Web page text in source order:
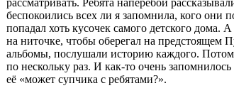
рассматривать. Ребята наперебой
беспокоились всех ли я запомнила, кого они
попадал хоть кусочек самого детского
на ниточке, чтобы оберегал на предстоящем
альбомы, послушали историю каждого.
по нескольку раз. И как-то очень
её «может супчика с ребятами?».